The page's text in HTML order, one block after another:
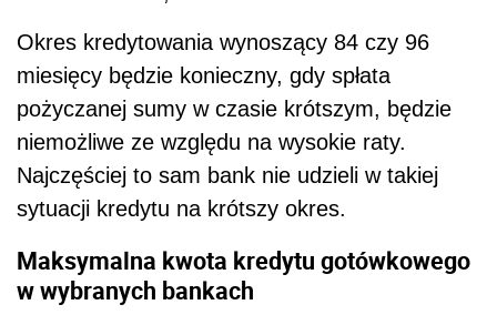
Okres kredytowania wynoszący 84 czy 96
miesięcy będzie konieczny, gdy spłata
pożyczanej sumy w czasie krótszym, będzie
niemożliwe ze względu na wysokie raty.
Najczęściej to sam bank nie udzieli w takiej
sytuacji kredytu na krótszy okres.
Maksymalna kwota kredytu gotówkowego
w wybranych bankach